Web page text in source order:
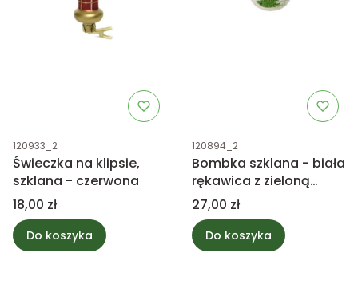
Kod produktu
120933_2
Świeczka na klipsie,
szklana - czerwona
Cena
18,00 zł
Do koszyka
Kod produktu
120894_2
Bombka szklana - biała
rękawica z zieloną
choinką
Cena
27,00 zł
Do koszyka